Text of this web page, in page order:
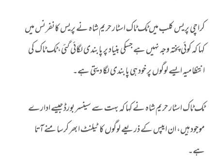
کراچی پریس کلب میں ٹک ٹاک اسٹار حریم شاہ نے پریس کانفرنس میں
کہا کہ کوئی پختہ وجہ نہیں ہے جسکی بنیاد پر پابندی لگائی گئی، ٹک ٹاک کی
انتظامیہ ایسے لوگوں پر خود ہی پابندی لگا دیتی ہے۔
ٹک ٹاک اسٹار حریم شاہ نے کہا کہ بہت سے سینسر بورڈ جیسے ادارے
موجود ہیں، ان ایپس کے ذریعے لوگوں کا ٹیلنٹ ابھر کر سامنے آتا
ہے۔